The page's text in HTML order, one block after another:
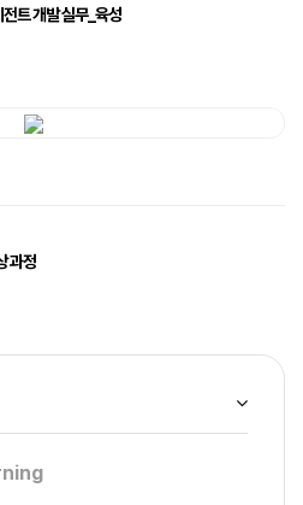
트 개발 실무_육성
과정